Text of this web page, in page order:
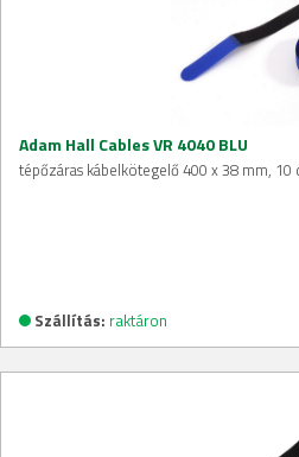
Adam Hall Cables VR 4040 BLU
tépőzáras kábelkötegelő 400 x 38 mm, 10
Szállítás: raktáron